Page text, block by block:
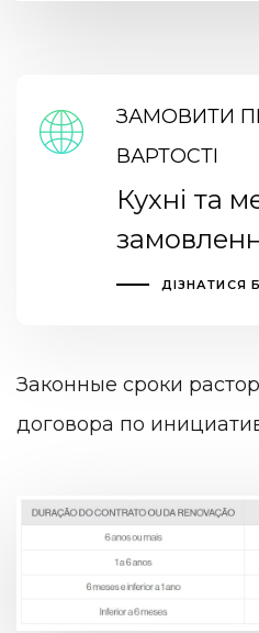
ЗАМОВИТИ
ВАРТОСТІ
Кухні та
ДІЗНАТИСЯ
Законные сроки
договора по